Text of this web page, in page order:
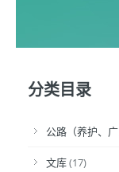
分类目录
公路（养护、
文库(17)